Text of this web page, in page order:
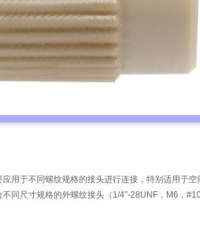
用于不同螺纹规格的接头进行连接，特别适用于
同尺寸规格的外螺纹接头（1/4”-28UNF，M6，